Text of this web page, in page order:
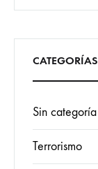
CATEGORÍAS
Sin categoría
Terrorismo